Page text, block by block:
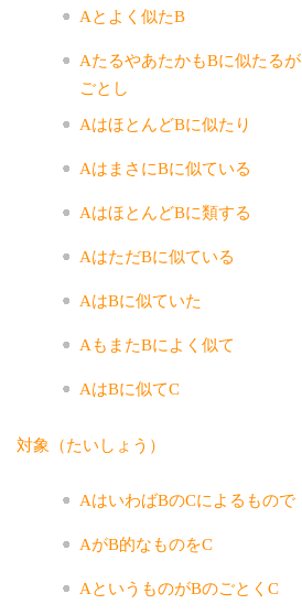
Aとよく似たB
AたるやあたかもBに似たるが
ごとし
AはほとんどBに似たり
AはまさにBに似ている
AはほとんどBに類する
AはただBに似ている
AはBに似ていた
AもまたBによく似て
AはBに似てC
対象（たいしょう）
AはいわばBのCによるもので
AがB的なものをC
AというものがBのごとくC